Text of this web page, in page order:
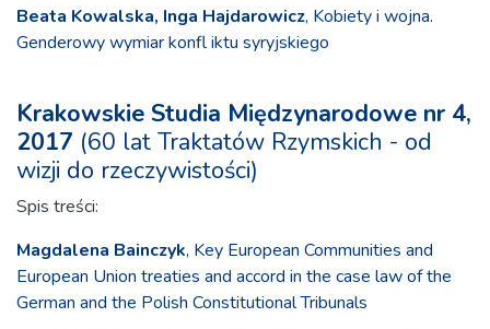
Beata Kowalska, Inga Hajdarowicz, Kobiety i wojna.
Genderowy wymiar konfl iktu syryjskiego
Krakowskie Studia Międzynarodowe nr 4,
2017 (60 lat Traktatów Rzymskich - od
wizji do rzeczywistości)
Spis treści:
Magdalena Bainczyk, Key European Communities and
European Union treaties and accord in the case law of the
German and the Polish Constitutional Tribunals